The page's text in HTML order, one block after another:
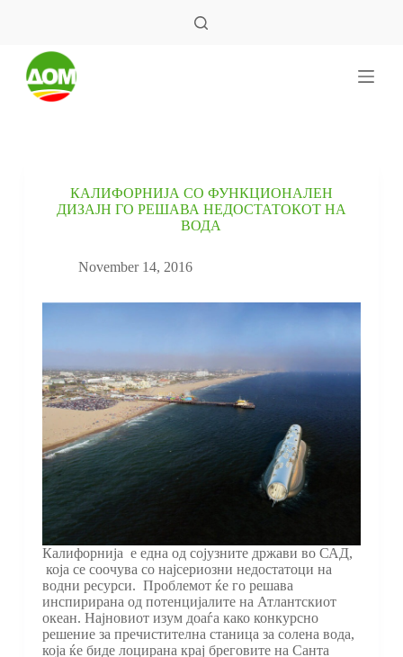
КАЛИФОРНИЈА СО ФУНКЦИОНАЛЕН
ДИЗАЈН ГО РЕШАВА НЕДОСТАТОКОТ НА
ВОДА
November 14, 2016
Калифорнија е една од сојузните држави во САД,
која се соочува со најсериозни недостатоци на
водни ресурси. Проблемот ќе го решава
инспирирана од потенцијалите на Атлантскиот
океан. Најновиот изум доаѓа како конкурсно
решение за пречистителна станица за солена вода,
која ќе биде лоцирана крај бреговите на Санта